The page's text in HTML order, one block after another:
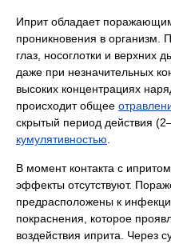
Иприт обладает
проникновения в организм.
глаз, носоглотки и верхних
даже при незначительных
высоких концентрациях
происходит общее
скрытый период действия
кумулятивностью
В момент контакта с
эффекты отсутствуют.
предрасположены к
покраснения, которое
воздействия иприта. Через